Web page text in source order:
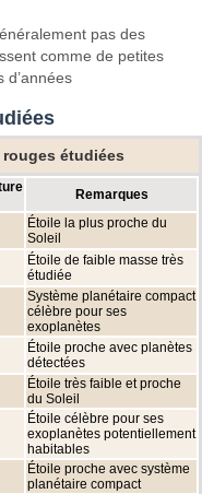
pas des
comme de petites
d’années
étudiées
Remarques
Étoile la plus proche du
Soleil
Étoile de faible masse très
étudiée
Système planétaire compact
célèbre pour ses
exoplanètes
Étoile proche avec planètes
détectées
Étoile très faible et proche
du Soleil
Étoile célèbre pour ses
exoplanètes potentiellement
habitables
Étoile proche avec système
planétaire compact